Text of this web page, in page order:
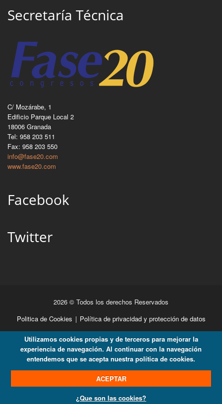
Secretaría Técnica
C/ Mozárabe, 1
Edificio Parque Local 2
18006 Granada
Tel: 958 203 511
Fax: 958 203 550
info@fase20.com
www.fase20.com
Facebook
Twitter
2026 © Todos los derechos Reservados
Politica de Cookies | Política de privacidad y protección de datos
Utilizamos cookies propias y de terceros para mejorar la
experiencia de navegación. Al continuar con la navegación
entendemos que se acepta nuestra política de cookies.
ACEPTAR
¿Que son las cookies?